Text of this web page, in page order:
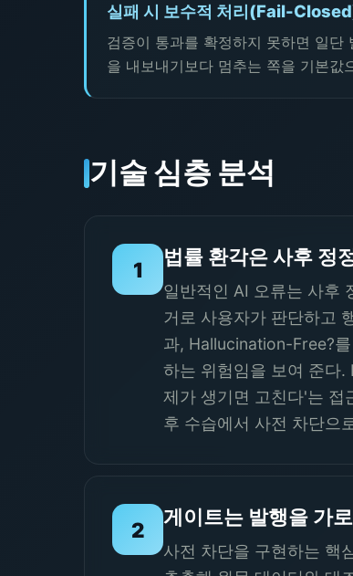
실패 시 보수적 처리(Fail-
검증이 통과를 확정하지 못하면 일단
을 내보내기보다 멈추는 쪽을 기본값
기술 심층 분석
1
법률 환각은 사후 정
일반적인 AI 오류는 사후
거로 사용자가 판단하고
과, Hallucination-Free?
하는 위험임을 보여 준다
제가 생기면 고친다'는 접
후 수습에서 사전 차단으
2
게이트는 발행을 가
사전 차단을 구현하는 핵